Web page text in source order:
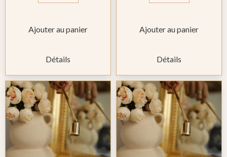
Ajouter au panier
Détails
Ajouter au panier
Détails